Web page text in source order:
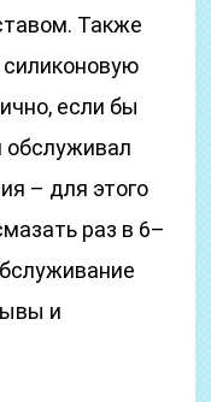
Также
силиконовую
если бы
обслуживал
– для этого
раз в 6–
и